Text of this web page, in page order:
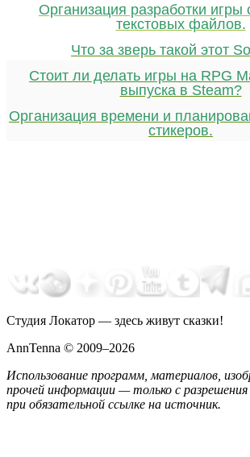
Организация разработки
текстовых файлов.
Что за зверь такой этот
Стоит ли делать игры на RPG
выпуска в Steam?
Организация времени и
стикеров.
Студия Локатор — здесь живут сказки!
AnnTenna © 2009–2026
Использование программ, материалов,
прочей информации — только с
при обязательной ссылке на источник.